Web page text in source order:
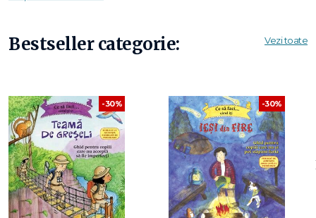
Bestseller categorie: Vezi toate
-30% -30%